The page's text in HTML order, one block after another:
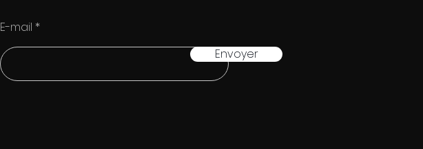
E-mail
Envoyer